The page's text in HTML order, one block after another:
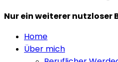
Nur ein weiterer nutzloser
Home
Über mich